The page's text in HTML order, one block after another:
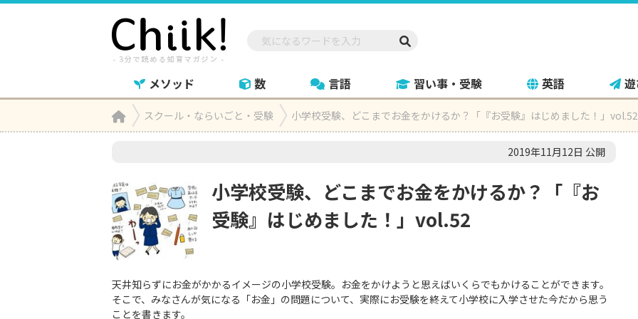
メソッド 数 言語 習い事・受験 英語
Homeスクール・ならいごと・受験 小学校受験、どこまでお金をかけるか？「『お受験』はじめました！」vol.52
2019年11月12日 公開
小学校受験、どこまでお金をかけるか？「『お
受験』はじめました！」vol.52
天井知らずにお金がかかるイメージの小学校受験。お金をかけようと思えばいくらでもかけることができます。
そこで、みなさんが気になる「お金」の問題について、実際にお受験を終えて小学校に入学させた今だから思う
ことを書きます。